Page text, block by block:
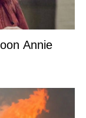
Annie